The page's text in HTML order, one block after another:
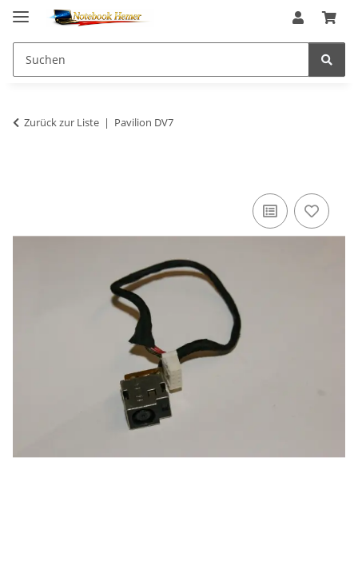
Zurück zur Liste Pavilion DV7